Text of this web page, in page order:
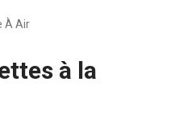
À Air
à la